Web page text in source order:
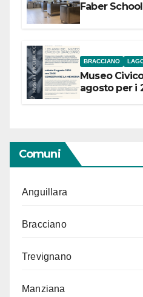
Faber
BRACCIANO
Museo
agosto per i
Comuni
Anguillara
Bracciano
Trevignano
Manziana